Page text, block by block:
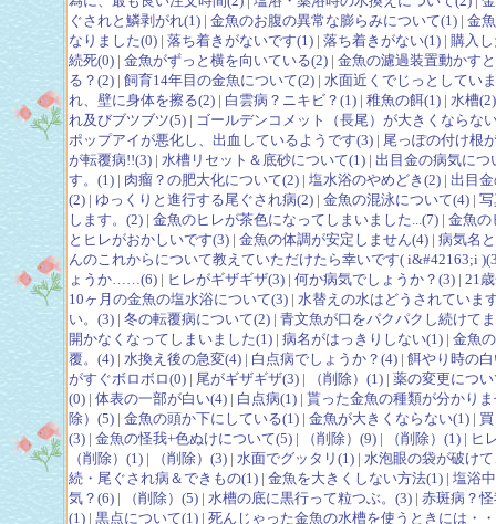
ぐされと鱗剥がれ(1)| 金魚のお腹の異常な膨らみについて(1)| 金
なりました(0)| 落ち着きがないです(1)| 落ち着きがない(1)| 購入
続死(0)| 金魚がずっと横を向いている(2)| 金魚の濾過装置動かす
る？(2)| 飼育14年目の金魚について(2)| 水面近くでじっとしてい
れ、壁に身体を擦る(2)| 白雲病？ニキビ？(1)| 稚魚の餌(1)| 水槽(2)
れ及びブツブツ(5)| ゴールデンコメット（長尾）が大きくならな
ポップアイが悪化し、出血しているようです(3)| 尾っぽの付け根
が転覆病!!(3)| 水槽リセット＆底砂について(1)| 出目金の病気につ
す。(1)| 肉瘤？の肥大化について(2)| 塩水浴のやめどき(2)| 出目
(2)| ゆっくりと進行する尾ぐされ病(2)| 金魚の混泳について(4)|
します。(2)| 金魚のヒレが茶色になってしまいました...(7)| 金魚の
とヒレがおかしいです(3)| 金魚の体調が安定しません(4)| 病気名
んのこれからについて教えていただけたら幸いです( i&#42163;i
ょうか……(6)| ヒレがギザギザ(3)| 何か病気でしょうか？(3)| 21
10ヶ月の金魚の塩水浴について(3)| 水替えの水はどうされていま
い。(3)| 冬の転覆病について(2)| 青文魚が口をパクパクし続けて
開かなくなってしまいました(1)| 病名がはっきりしない(1)| 金魚
覆。(4)| 水換え後の急変(4)| 白点病でしょうか？(4)| 餌やり時の
がすぐボロボロ(0)| 尾がギザギザ(3)| （削除）(1)| 薬の変更につい
(0)| 体表の一部が白い(4)| 白点病(1)| 貰った金魚の種類が分かり
除）(5)| 金魚の頭か下にしている(1)| 金魚が大きくならない(1)|
(3)| 金魚の怪我+色ぬけについて(5)| （削除）(9)| （削除）(1)| ヒ
（削除）(1)| （削除）(3)| 水面でグッタリ(1)| 水泡眼の袋が破け
続・尾ぐされ病＆できもの(1)| 金魚を大きくしない方法(1)| 塩浴
気？(6)| （削除）(5)| 水槽の底に黒行って粒つぶ。(3)| 赤斑病？
(1)| 黒点について(1)| 死んじゃった金魚の水槽を使うときには・